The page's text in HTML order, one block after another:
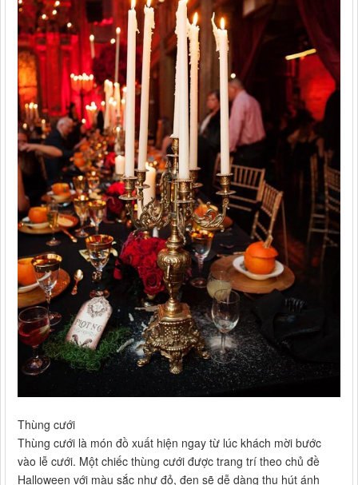
Thùng cưới
Thùng cưới là món đồ xuất hiện ngay từ lúc khách mời bước
vào lễ cưới. Một chiếc thùng cưới được trang trí theo chủ đề
Halloween với màu sắc như đỏ, đen sẽ dễ dàng thu hút ánh